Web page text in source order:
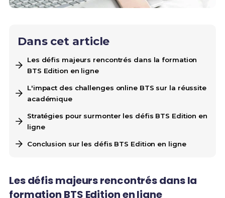
Dans cet article
Les défis majeurs rencontrés dans la formation
BTS Edition en ligne
L'impact des challenges online BTS sur la réussite
académique
Stratégies pour surmonter les défis BTS Edition en
ligne
Conclusion sur les défis BTS Edition en ligne
Les défis majeurs rencontrés dans la
formation BTS Edition en ligne